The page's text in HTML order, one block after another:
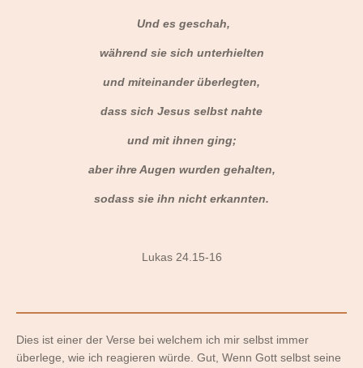
Und es geschah,
während sie sich unterhielten
und miteinander überlegten,
dass sich Jesus selbst nahte
und mit ihnen ging;
aber ihre Augen wurden gehalten,
sodass sie ihn nicht erkannten.
Lukas 24.15-16
Dies ist einer der Verse bei welchem ich mir selbst immer
überlege, wie ich reagieren würde. Gut, Wenn Gott selbst seine